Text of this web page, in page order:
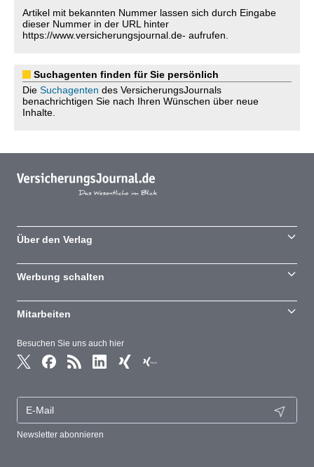
Artikel mit bekannten Nummer lassen sich durch Eingabe
dieser Nummer in der URL hinter
https://www.versicherungsjournal.de- aufrufen.
Suchagenten finden für Sie persönlich
Die Suchagenten des VersicherungsJournals
benachrichtigen Sie nach Ihren Wünschen über neue
Inhalte.
Besuchen Sie uns auch hier
Newsletter abonnieren
Über den Verlag
Werbung schalten
Mitarbeiten